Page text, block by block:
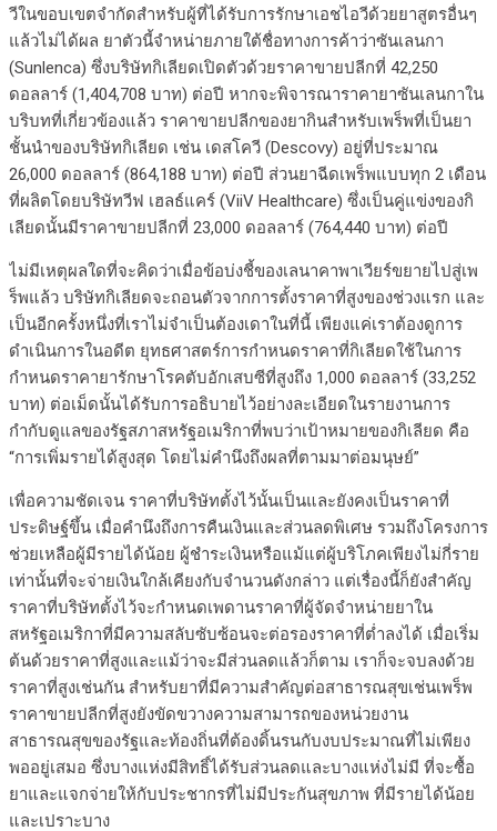
วีในขอบเขตจำกัดสำหรับผู้ที่ได้รับการรักษาเอชไอวีด้วยยาสูตรอื่นๆ
แล้วไม่ได้ผล ยาตัวนี้จำหน่ายภายใต้ชื่อทางการค้าว่าซันเลนกา
(Sunlenca) ซึ่งบริษัทกิเลียดเปิดตัวด้วยราคาขายปลีกที่ 42,250
ดอลลาร์ (1,404,708 บาท) ต่อปี หากจะพิจารณาราคายาซันเลนกาใน
บริบทที่เกี่ยวข้องแล้ว ราคาขายปลีกของยากินสำหรับเพร็พที่เป็นยา
ชั้นนำของบริษัทกิเลียด เช่น เดสโควี (Descovy) อยู่ที่ประมาณ
26,000 ดอลลาร์ (864,188 บาท) ต่อปี ส่วนยาฉีดเพร็พแบบทุก 2 เดือน
ที่ผลิตโดยบริษัทวีฟ เฮลธ์แคร์ (ViiV Healthcare) ซึ่งเป็นคู่แข่งของกิ
เลียดนั้นมีราคาขายปลีกที่ 23,000 ดอลลาร์ (764,440 บาท) ต่อปี
ไม่มีเหตุผลใดที่จะคิดว่าเมื่อข้อบ่งชี้ของเลนาคาพาเวียร์ขยายไปสู่เพ
ร็พแล้ว บริษัทกิเลียดจะถอนตัวจากการตั้งราคาที่สูงของช่วงแรก และ
เป็นอีกครั้งหนึ่งที่เราไม่จำเป็นต้องเดาในที่นี้ เพียงแค่เราต้องดูการ
ดำเนินการในอดีต ยุทธศาสตร์การกำหนดราคาที่กิเลียดใช้ในการ
กำหนดราคายารักษาโรคตับอักเสบซีที่สูงถึง 1,000 ดอลลาร์ (33,252
บาท) ต่อเม็ดนั้นได้รับการอธิบายไว้อย่างละเอียดในรายงานการ
กำกับดูแลของรัฐสภาสหรัฐอเมริกาที่พบว่าเป้าหมายของกิเลียด คือ
“การเพิ่มรายได้สูงสุด โดยไม่คำนึงถึงผลที่ตามมาต่อมนุษย์”
เพื่อความชัดเจน ราคาที่บริษัทตั้งไว้นั้นเป็นและยังคงเป็นราคาที่
ประดิษฐ์ขึ้น เมื่อคำนึงถึงการคืนเงินและส่วนลดพิเศษ รวมถึงโครงการ
ช่วยเหลือผู้มีรายได้น้อย ผู้ชำระเงินหรือแม้แต่ผู้บริโภคเพียงไม่กี่ราย
เท่านั้นที่จะจ่ายเงินใกล้เคียงกับจำนวนดังกล่าว แต่เรื่องนี้ก็ยังสำคัญ
ราคาที่บริษัทตั้งไว้จะกำหนดเพดานราคาที่ผู้จัดจำหน่ายยาใน
สหรัฐอเมริกาที่มีความสลับซับซ้อนจะต่อรองราคาที่ต่ำลงได้ เมื่อเริ่ม
ต้นด้วยราคาที่สูงและแม้ว่าจะมีส่วนลดแล้วก็ตาม เราก็จะจบลงด้วย
ราคาที่สูงเช่นกัน สำหรับยาที่มีความสำคัญต่อสาธารณสุขเช่นเพร็พ
ราคาขายปลีกที่สูงยังขัดขวางความสามารถของหน่วยงาน
สาธารณสุขของรัฐและท้องถิ่นที่ต้องดิ้นรนกับงบประมาณที่ไม่เพียง
พออยู่เสมอ ซึ่งบางแห่งมีสิทธิ์ได้รับส่วนลดและบางแห่งไม่มี ที่จะซื้อ
ยาและแจกจ่ายให้กับประชากรที่ไม่มีประกันสุขภาพ ที่มีรายได้น้อย
และเปราะบาง